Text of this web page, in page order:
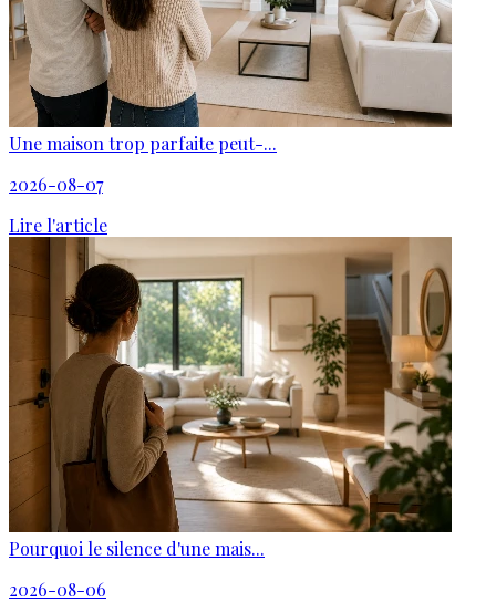
Une maison trop parfaite peut-...
2026-08-07
Lire l'article
Pourquoi le silence d'une mais...
2026-08-06